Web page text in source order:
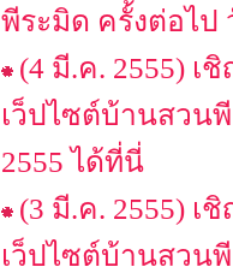
พีระมิด ครั้งต่อไป
(4 มี.ค. 2555) เ
เว็ปไซต์บ้านสวน
2555 ได้ที่นี่
(3 มี.ค. 2555) เ
เว็ปไซต์บ้านสวน